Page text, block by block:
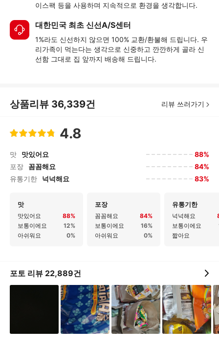
이스팩 등을 사용하며 지속적으로 환경을 생각합니다.
대한민국 최초 신선A/S센터
1%라도 신선하지 않으면 100% 교환/환불해 드립니다. 우
리가족이 먹는다는 생각으로 신중하고 깐깐하게 골라 신
선함 그대로 집 앞까지 배송해 드립니다.
상품리뷰 36,339건 리뷰 쓰러가기
4.8
맛 맛있어요
88%
포장
꼼꼼해요
84%
유통기한
넉넉해요 83%
맛
맛있어요
88%
보통이에요
12%
아쉬워요
0%
포장
꼼꼼해요
84%
보통이에요
16%
아쉬워요
0%
유통기한
넉넉해요
보통이에요
짧아요
포토 리뷰 22,889건